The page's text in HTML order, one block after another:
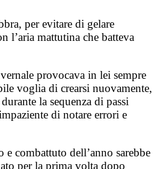
per evitare di gelare
l’aria mattutina che batteva
provocava in lei sempre
voglia di crearsi nuovamente,
la sequenza di passi
di notare errori e
e combattuto dell’anno sarebbe
per la prima volta dopo